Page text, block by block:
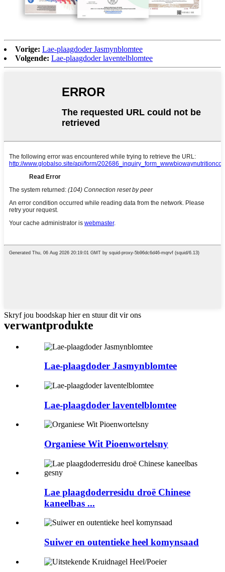
Vorige: Lae-plaagdoder Jasmynblomtee
Volgende: Lae-plaagdoder laventelblomtee
Skryf jou boodskap hier en stuur dit vir ons
verwantprodukte
Lae-plaagdoder Jasmynblomtee
Lae-plaagdoder laventelblomtee
Organiese Wit Pioenwortelsny
Lae plaagdoderresidu droë Chinese
kaneelbas ...
Suiwer en outentieke heel komynsaad